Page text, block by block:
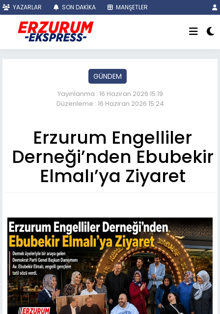
YAZARLAR SON DAKİKA MANŞETLER
GÜNDEM
Yayınlanma : 16 Haziran 2026 15:19
Düzenleme : 16 Haziran 2026 15:24
Erzurum Engelliler
Derneği’nden Ebubekir
Elmalı’ya Ziyaret